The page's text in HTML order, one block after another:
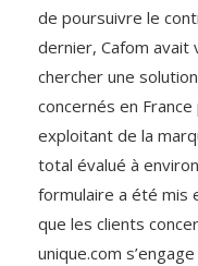
de poursuivre le
dernier, Cafom avait
chercher une
concernés en France
exploitant de la
total évalué à
formulaire a été mis
que les clients
unique.com